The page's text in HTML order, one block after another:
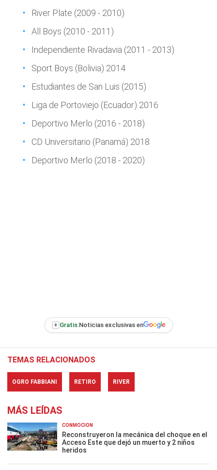
River Plate (2009 - 2010)
All Boys (2010 - 2011)
Independiente Rivadavia (2011 - 2013)
Sport Boys (Bolivia) 2014
Estudiantes de San Luis (2015)
Liga de Portoviejo (Ecuador) 2016
Deportivo Merlo (2016 - 2018)
CD Universitario (Panamá) 2018
Deportivo Merlo (2018 - 2020)
+ Gratis:Noticias exclusivas en
TEMAS RELACIONADOS
OGRO FABBIANI RETIRO RIVER
MÁS LEÍDAS
CONMOCIÓN
Reconstruyeron la mecánica del choque en el
Acceso Este que dejó un muerto y 2 niños
heridos